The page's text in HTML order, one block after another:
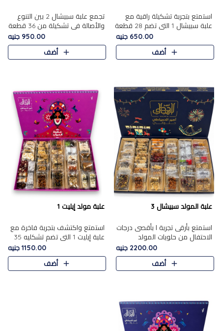
استمتع بتجربة تشكيلة راقية مع
علبة سبيشال 1 التي تضم 28 قطعة
من تشكيلة مختارة بعناية من أفخر
حلويات المولد المصرية الأصلية
الشرقية. تحتوي ال..
650.00 جنيه
أضف
تجمع علبة سبيشال 2 بين التنوع
والأصالة في تشكيلة من 36 قطعة
تضم أشهر حلويات المولد الشرقية.
تحتوي العلبة على الجزرية بالفول،
والجزرية بالبن..
950.00 جنيه
أضف
علبة المولد سبيشال 3
استمتع بأرقى تجربة ا بأقصى درجات
الاحتفال من حلويات المولد
المصريه الأصيلة مع هذه الفخامة
مع علبة سبيشال 3 التي تضم 56
قطعة من تشكيلة استثن..
2200.00 جنيه
أضف
علبة مولد إيليت 1
استمتع واكتشف بتجربة فاخرة مع
علبة إيليت 1 التي تضم تشكليه 35
قطعة من أرقى حلويات المولد
المصري الأصيلة ,معروضة بشكل
جميل في علبة أنيقة ، في..
1150.00 جنيه
أضف